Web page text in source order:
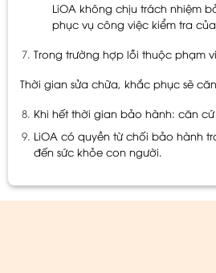
LiOA không chịu trách nhiệm
phục vụ công việc kiểm tra
Trong trường hợp lỗi thuộc phạm
Thời gian sửa chữa, khắc phục sẽ
Khi hết thời gian bảo hành: căn
LiOA có quyền từ chối bảo hành
đến sức khỏe con người.